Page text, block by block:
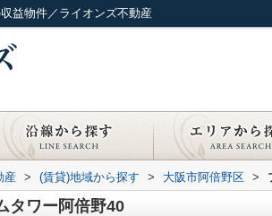
益物件／ライオンズ不動産
産 > (賃貸)地域から探す > 大阪市阿倍野区 >
タワー阿倍野40